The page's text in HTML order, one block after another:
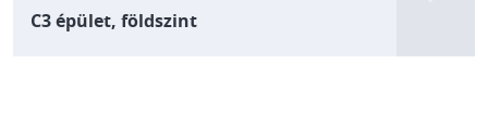
C3 épület, földszint